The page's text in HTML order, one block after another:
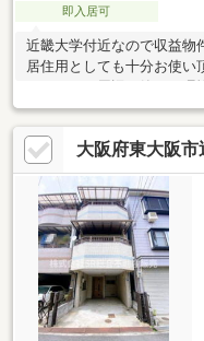
即入居可
近畿大学付近なので収益物
居住用としても十分お使い
です。
大阪府東大阪